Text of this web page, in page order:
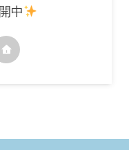
中